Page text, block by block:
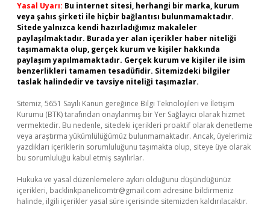
Yasal Uyarı: Bu internet sitesi, herhangi bir marka, kurum
veya şahıs şirketi ile hiçbir bağlantısı bulunmamaktadır.
Sitede yalnızca kendi hazırladığımız makaleler
paylaşılmaktadır. Burada yer alan içerikler haber niteliği
taşımamakta olup, gerçek kurum ve kişiler hakkında
paylaşım yapılmamaktadır. Gerçek kurum ve kişiler ile isim
benzerlikleri tamamen tesadüfidir. Sitemizdeki bilgiler
taslak halindedir ve tavsiye niteliği taşımazlar.
Sitemiz, 5651 Sayılı Kanun gereğince Bilgi Teknolojileri ve İletişim
Kurumu (BTK) tarafından onaylanmış bir Yer Sağlayıcı olarak hizmet
vermektedir. Bu nedenle, sitedeki içerikleri proaktif olarak denetleme
veya araştırma yükümlülüğümüz bulunmamaktadır. Ancak, üyelerimiz
yazdıkları içeriklerin sorumluluğunu taşımakta olup, siteye üye olarak
bu sorumluluğu kabul etmiş sayılırlar.
Hukuka ve yasal düzenlemelere aykırı olduğunu düşündüğünüz
içerikleri, backlinkpanelicomtr@gmail.com adresine bildirmeniz
halinde, ilgili içerikler yasal süre içerisinde sitemizden kaldırılacaktır.